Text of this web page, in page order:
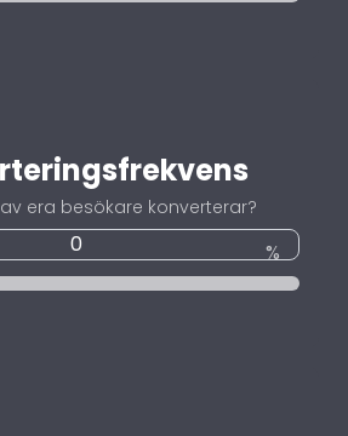
era besökare konverterar?
%